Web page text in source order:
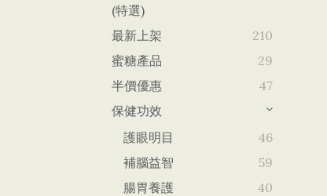
(特選)
最新上架
210
蜜糖產品
29
半價優惠
47
保健功效
護眼明目
46
補腦益智
59
腸胃養護
40